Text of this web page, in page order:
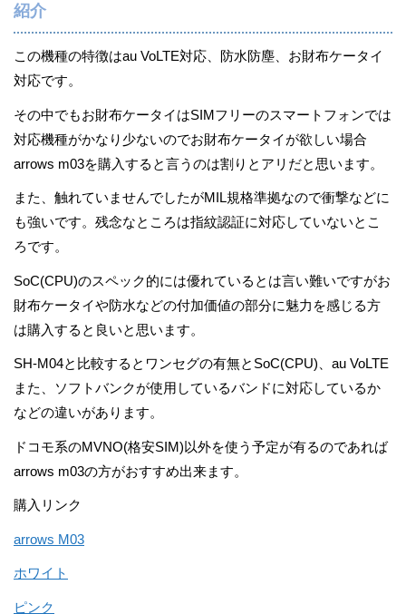
紹介
この機種の特徴はau VoLTE対応、防水防塵、お財布ケータイ
対応です。
その中でもお財布ケータイはSIMフリーのスマートフォンでは
対応機種がかなり少ないのでお財布ケータイが欲しい場合
arrows m03を購入すると言うのは割りとアリだと思います。
また、触れていませんでしたがMIL規格準拠なので衝撃などに
も強いです。残念なところは指紋認証に対応していないとこ
ろです。
SoC(CPU)のスペック的には優れているとは言い難いですがお
財布ケータイや防水などの付加価値の部分に魅力を感じる方
は購入すると良いと思います。
SH-M04と比較するとワンセグの有無とSoC(CPU)、au VoLTE
また、ソフトバンクが使用しているバンドに対応しているか
などの違いがあります。
ドコモ系のMVNO(格安SIM)以外を使う予定が有るのであれば
arrows m03の方がおすすめ出来ます。
購入リンク
arrows M03
ホワイト
ピンク